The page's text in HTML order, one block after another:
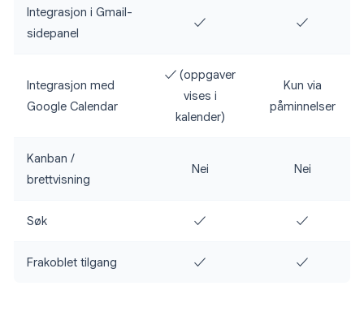
Integrasjon i Gmail-
sidepanel
✓ ✓
Integrasjon med
Google Calendar
✓ (oppgaver
vises i
kalender)
Kun via
påminnelser
Kanban /
brettvisning
Nei Nei
Søk ✓ ✓
Frakoblet tilgang ✓ ✓